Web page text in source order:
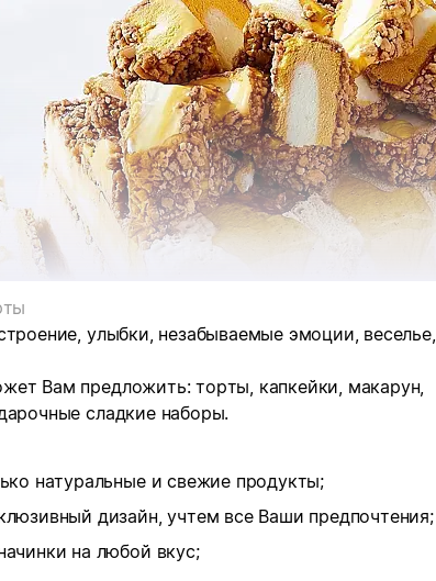
улыбки, незабываемые эмоции, веселье,
Вам предложить: торты, капкейки, макарун,
сладкие наборы.
натуральные и свежие продукты;
дизайн, учтем все Ваши предпочтения;
на любой вкус;